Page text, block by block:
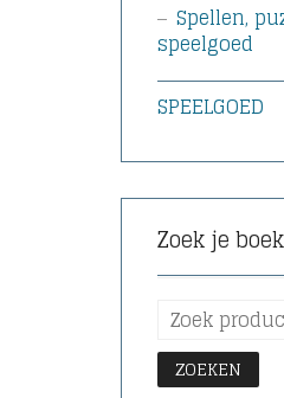
Spellen,
speelgoed
SPEELGOED
Zoek je boek
ZOEKEN